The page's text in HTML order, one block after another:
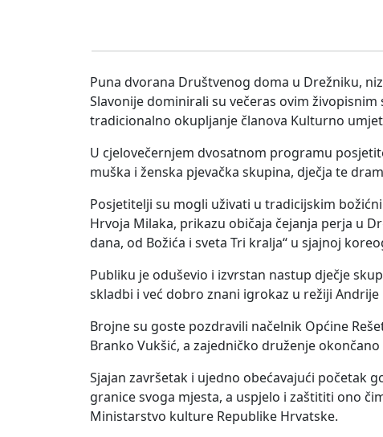
Puna dvorana Društvenog doma u Drežniku,
Slavonije dominirali su večeras ovim
tradicionalno okupljanje članova Kulturno
U cjelovečernjem dvosatnom programu
muška i ženska pjevačka skupina, dječja te
Posjetitelji su mogli uživati u tradicijskim
Hrvoja Milaka, prikazu običaja čejanja perja u
dana, od Božića i sveta Tri kralja“ u sjajnoj
Publiku je oduševio i izvrstan nastup dječje
skladbi i već dobro znani igrokaz u režiji
Brojne su goste pozdravili načelnik Općine
Branko Vukšić, a zajedničko druženje
Sjajan završetak i ujedno obećavajući početak
granice svoga mjesta, a uspjelo i zaštititi ono
Ministarstvo kulture Republike Hrvatske.